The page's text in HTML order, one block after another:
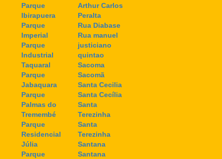
Parque
Ibirapuera
Parque
Imperial
Parque
Industrial
Taquaral
Parque
Jabaquara
Parque
Palmas do
Tremembé
Parque
Residencial
Júlia
Parque
Arthur Carlos
Peralta
Rua Diabase
Rua manuel
justiciano
quintao
Sacoma
Sacomã
Santa Cecilia
Santa Cecília
Santa
Terezinha
Santa
Terezinha
Santana
Santana